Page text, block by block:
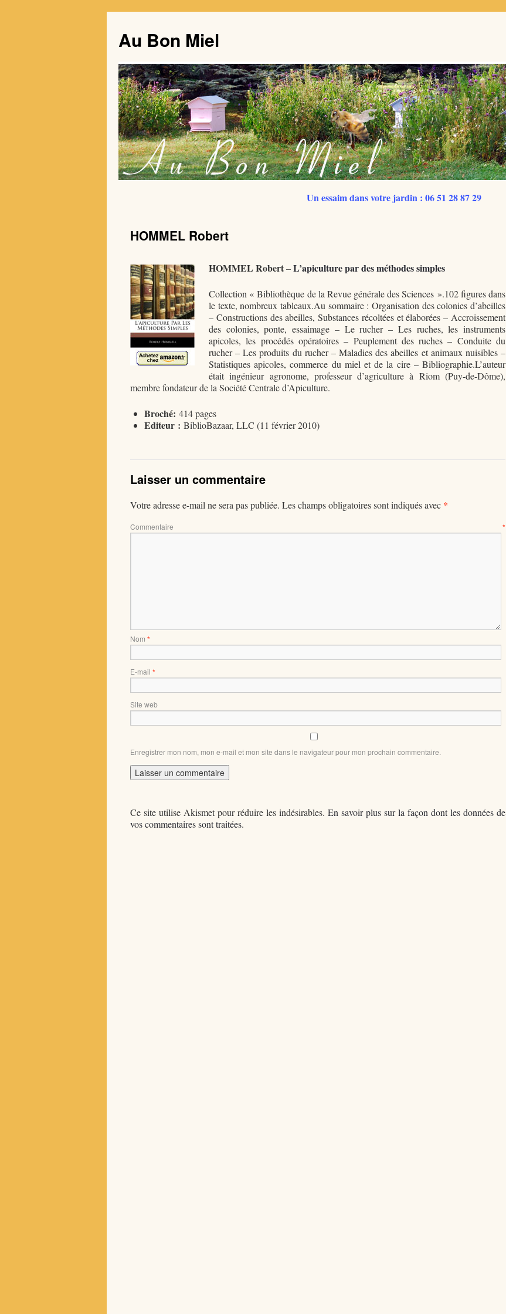
Au Bon Miel
Un essaim dans votre jardin : 06 51 28 87 29
HOMMEL Robert
HOMMEL Robert–L’apiculture par des méthodes simples
Collection « Bibliothèque de la Revue générale des Sciences ».102 figures dans
le texte, nombreux tableaux.Au sommaire : Organisation des colonies d’abeilles
– Constructions des abeilles, Substances récoltées et élaborées – Accroissement
des colonies, ponte, essaimage – Le rucher – Les ruches, les instruments
apicoles, les procédés opératoires – Peuplement des ruches – Conduite du
rucher – Les produits du rucher – Maladies des abeilles et animaux nuisibles –
Statistiques apicoles, commerce du miel et de la cire – Bibliographie.L’auteur
était ingénieur agronome, professeur d’agriculture à Riom (Puy-de-Dôme),
membre fondateur de la Société Centrale d’Apiculture.
Broché: 414 pages
Editeur : BiblioBazaar, LLC (11 février 2010)
Laisser un commentaire
Votre adresse e-mail ne sera pas publiée. Les champs obligatoires sont indiqués avec *
Commentaire *
Nom *
E-mail *
Site web
Enregistrer mon nom, mon e-mail et mon site dans le navigateur pour mon prochain commentaire.
Ce site utilise Akismet pour réduire les indésirables. En savoir plus sur la façon dont les données de
vos commentaires sont traitées.